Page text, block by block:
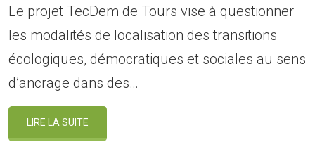
Le projet TecDem de Tours vise à questionner
les modalités de localisation des transitions
écologiques, démocratiques et sociales au sens
d’ancrage dans des…
LIRE LA SUITE